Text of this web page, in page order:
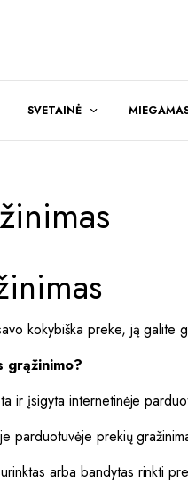
SVETAINĖ
kokybiška preke, ją
grąžinimo?
ir įsigyta internetinėje
parduotuvėje prekių
arba bandytas rinkti